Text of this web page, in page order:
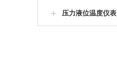
压力液位温度仪表